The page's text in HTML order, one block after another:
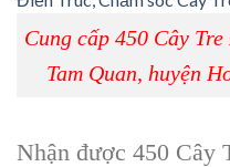
Cung cấp 450 Cây
Tam Quan, huyện
Nhận được 450 Cây